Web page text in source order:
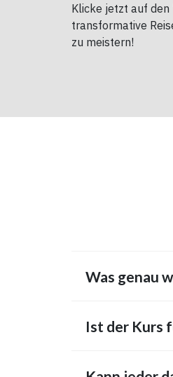
Klicke jetzt auf
transformative
zu meistern!
Was genau
Ist der Kurs